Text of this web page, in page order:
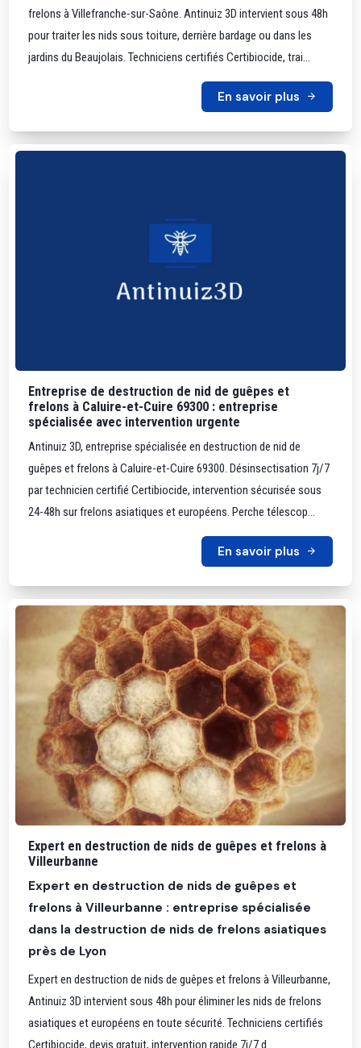
frelons à Villefranche-sur-Saône. Antinuiz 3D intervient sous 48h
pour traiter les nids sous toiture, derrière bardage ou dans les
jardins du Beaujolais. Techniciens certifiés Certibiocide, trai...
En savoir plus
Entreprise de destruction de nid de guêpes et
frelons à Caluire-et-Cuire 69300 : entreprise
spécialisée avec intervention urgente
Antinuiz 3D, entreprise spécialisée en destruction de nid de
guêpes et frelons à Caluire-et-Cuire 69300. Désinsectisation 7j/7
par technicien certifié Certibiocide, intervention sécurisée sous
24-48h sur frelons asiatiques et européens. Perche télescop...
En savoir plus
Expert en destruction de nids de guêpes et frelons à
Villeurbanne
Expert en destruction de nids de guêpes et
frelons à Villeurbanne : entreprise spécialisée
dans la destruction de nids de frelons asiatiques
près de Lyon
Expert en destruction de nids de guêpes et frelons à Villeurbanne,
Antinuiz 3D intervient sous 48h pour éliminer les nids de frelons
asiatiques et européens en toute sécurité. Techniciens certifiés
Certibiocide, devis gratuit, intervention rapide 7j/7 d...